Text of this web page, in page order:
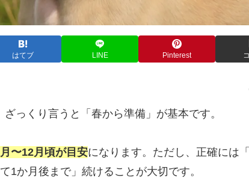
はてブ LINE Pinterest
っくり言うと「春から準備」が基本です。
〜12月頃が目安になります。ただし、正確には
1か月後まで」続けることが大切です。